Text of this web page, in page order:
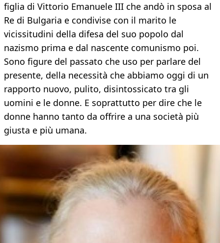
figlia di Vittorio Emanuele III che andò in sposa al
Re di Bulgaria e condivise con il marito le
vicissitudini della difesa del suo popolo dal
nazismo prima e dal nascente comunismo poi.
Sono figure del passato che uso per parlare del
presente, della necessità che abbiamo oggi di un
rapporto nuovo, pulito, disintossicato tra gli
uomini e le donne. E soprattutto per dire che le
donne hanno tanto da offrire a una società più
giusta e più umana.